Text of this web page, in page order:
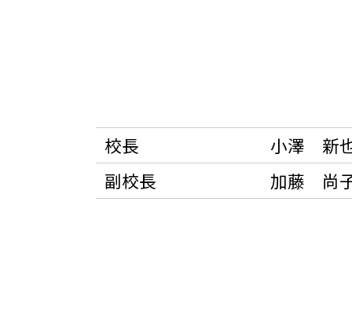
校長
小澤 新
副校長
加藤 尚